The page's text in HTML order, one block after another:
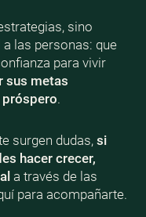
sino
a las personas: que
para vivir
sus metas
.
surgen dudas, si
hacer crecer,
a través de las
para acompañarte.